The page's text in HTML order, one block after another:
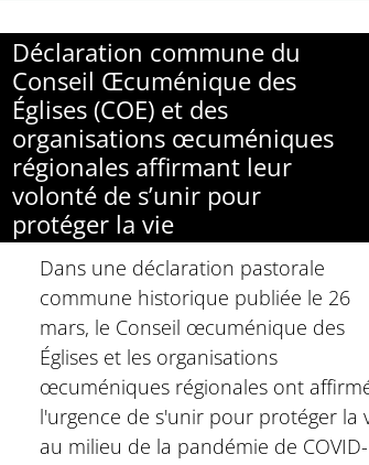
Déclaration commune du
Conseil Œcuménique des
Églises (COE) et des
organisations œcuméniques
régionales affirmant leur
volonté de s’unir pour
protéger la vie
Dans une déclaration pastorale
commune historique publiée le 26
mars, le Conseil œcuménique des
Églises et les organisations
œcuméniques régionales ont
l'urgence de s'unir pour protéger la
au milieu de la pandémie de